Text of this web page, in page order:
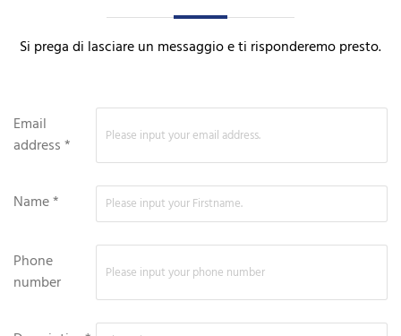
Si prega di lasciare un messaggio e ti risponderemo presto.
Email
address *
Name *
Phone
number